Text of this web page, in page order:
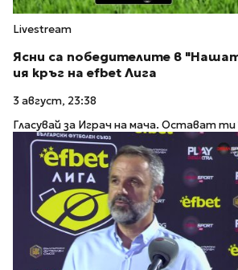
Livestream
Ясни са победителите в
ия кръг на efbet Лига
3 август, 23:38
Гласувай за Играч на мача. Остават ти